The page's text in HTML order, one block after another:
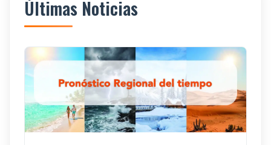
Últimas Noticias